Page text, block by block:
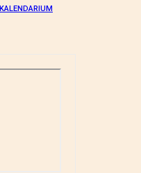
KALENDARIUM